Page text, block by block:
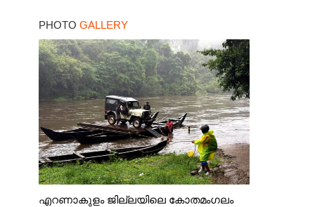
PHOTO GALLERY
എറണാകുളം ജില്ലയിലെ കോതമംഗലം